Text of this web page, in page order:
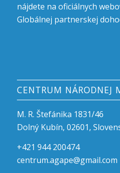
nájdete na oficiálnych
Globálnej partnerskej
CENTRUM NÁRODNEJ
M. R. Štefánika 1831/46
Dolný Kubín, 02601,
+421 944 200474
centrum.agape@gmail.com